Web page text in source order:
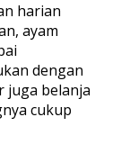
harian
ayam
dengan
juga belanja
cukup